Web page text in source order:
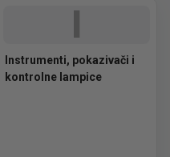
I
Instrumenti, pokazivači i
kontrolne lampice